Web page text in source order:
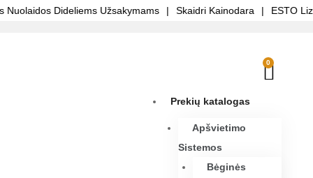
Dideliems Užsakymams | Skaidri Kainodara | ESTO
0
Prekių katalogas
Apšvietimo
Sistemos
Bėginės